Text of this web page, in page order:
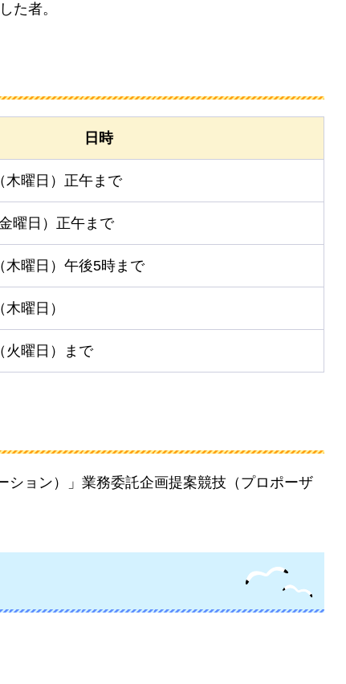
た者。
日時
木曜日）正午まで
曜日）正午まで
木曜日）午後5時まで
曜日）
火曜日）まで
ション）」業務委託企画提案競技（プロポーザ